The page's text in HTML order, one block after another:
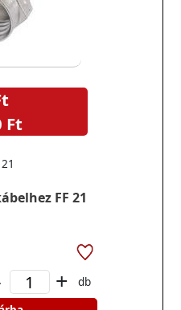
FF 21
Ft
+
db